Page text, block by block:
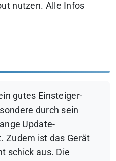
nutzen. Alle Infos
gutes Einsteiger-
durch sein
Update-
Zudem ist das Gerät
schick aus. Die